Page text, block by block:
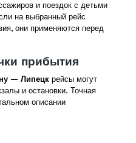
и поездок с детьми
на выбранный рейс
они применяются перед
прибытия
— Липецк рейсы могут
и остановки. Точная
описании